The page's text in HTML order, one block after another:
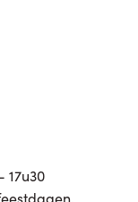
17u30